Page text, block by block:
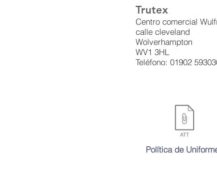
Trutex
Centro comercial
calle cleveland
Wolverhampton
WV1 3HL
Teléfono: 01902
Política de